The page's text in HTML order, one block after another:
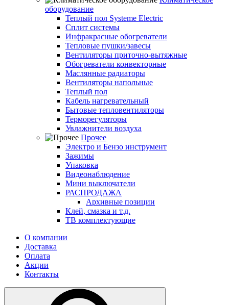
оборудование
Теплый пол Systeme Electric
Сплит системы
Инфракрасные обогреватели
Тепловые пушки/завесы
Вентиляторы приточно-вытяжные
Обогреватели конвекторные
Маслянные радиаторы
Вентиляторы напольные
Теплый пол
Кабель нагревательный
Бытовые тепловентиляторы
Терморегуляторы
Увлажнители воздуха
Прочее
Электро и Бензо инструмент
Зажимы
Упаковка
Видеонаблюдение
Мини выключатели
РАСПРОДАЖА
Архивные позиции
Клей, смазка и т.д.
ТВ комплектующие
О компании
Доставка
Оплата
Акции
Контакты